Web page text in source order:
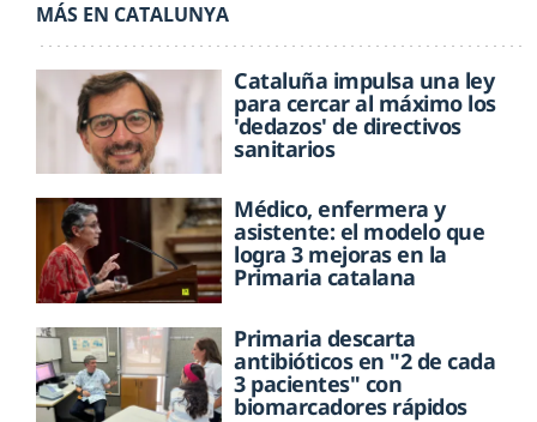
MÁS EN CATALUNYA
Cataluña impulsa una ley
para cercar al máximo los
'dedazos' de directivos
sanitarios
Médico, enfermera y
asistente: el modelo que
logra 3 mejoras en la
Primaria catalana
Primaria descarta
antibióticos en "2 de cada
3 pacientes" con
biomarcadores rápidos